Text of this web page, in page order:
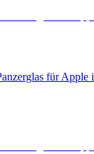
für Apple